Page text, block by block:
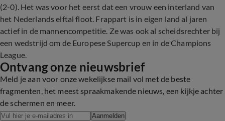
(2-0). Het was voor het eerst dat een vrouw een interland van
het Nederlands elftal floot. Frappart is in eigen land al jaren
actief in de mannencompetitie. Ze was ook al scheidsrechter bij
een wedstrijd om de Europese Supercup en in de Champions
League.
Ontvang onze nieuwsbrief
Meld je aan voor onze wekelijkse mail vol met de beste
fragmenten, het meest spraakmakende nieuws, een kijkje achter
de schermen en meer.
Aanmelden